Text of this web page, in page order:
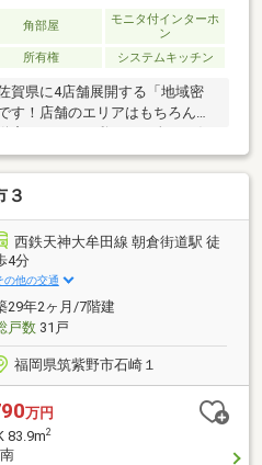
角部屋
モニタ付インターホ
ン
所有権 システムキッチン
賀県に4店舗展開する「地域密
す！店舗のエリアはもちろん、
予約受付中〉■JR二日市駅（3
ブルアクセスで通勤通学に便
ニーで日当たり風通し良好■二
圏内！■徒歩圏内に生活施設充
ルリノベーション履歴あり※駐車
度固都税額：123，360円～ご来
ーケット筑紫野店はJR二日市駅
日市駅のコインパーキングをご
場代弊社負担）
３
西鉄天神大牟田線 朝倉街道駅 徒
4分
の他の交通
29年2ヶ月/7階建
戸数31戸
福岡県筑紫野市石崎１
万円
83.9m2